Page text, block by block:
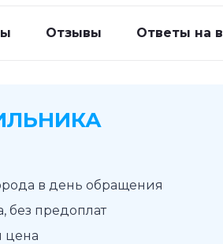
Отзывы Ответы на
в день обращения
без предоплат
цена